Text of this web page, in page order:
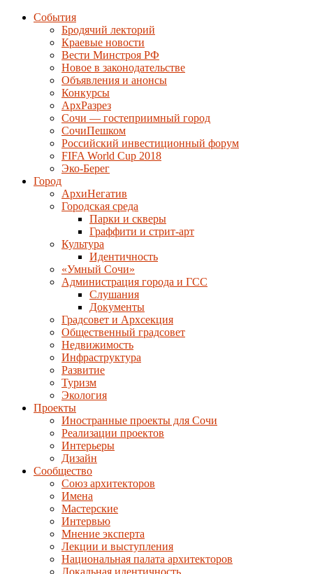
События
Бродячий лекторий
Краевые новости
Вести Минстроя РФ
Новое в законодательстве
Объявления и анонсы
Конкурсы
АрхРазрез
Сочи — гостеприимный город
СочиПешком
Российский инвестиционный форум
FIFA World Cup 2018
Эко-Берег
Город
АрхиНегатив
Городская среда
Парки и скверы
Граффити и стрит-арт
Культура
Идентичность
«Умный Сочи»
Администрация города и ГСС
Слушания
Документы
Градсовет и Архсекция
Общественный градсовет
Недвижимость
Инфраструктура
Развитие
Туризм
Экология
Проекты
Иностранные проекты для Сочи
Реализации проектов
Интерьеры
Дизайн
Сообщество
Союз архитекторов
Имена
Мастерские
Интервью
Мнение эксперта
Лекции и выступления
Национальная палата архитекторов
Локальная идентичность